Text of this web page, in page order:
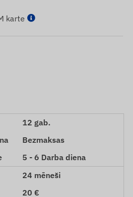
karte
12 gab.
Bezmaksas
5 - 6 Darba diena
24 mēneši
20 €